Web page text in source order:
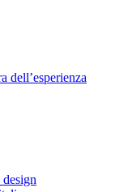
dell’esperienza